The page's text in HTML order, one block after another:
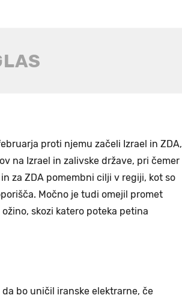
proti njemu začeli Izrael in ZDA,
na Izrael in zalivske države, pri čemer
za ZDA pomembni cilji v regiji, kot so
Močno je tudi omejil promet
skozi katero poteka petina
bo uničil iranske elektrarne, če